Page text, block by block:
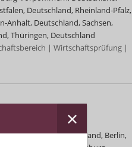
Deutschland, Rheinland-Pfalz,
Anhalt, Deutschland, Sachsen,
Thüringen, Deutschland
| Wirtschaftsprüfung |
Bayern, Deutschland, Berlin,